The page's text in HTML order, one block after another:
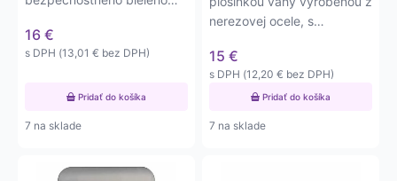
1g (1 ml). Váha má…
16 €
s DPH (13,01 € bez DPH)
Pridať do košíka
7 na sklade
nerezovej ocele, s
a…
15 €
s DPH (12,20 € bez DPH)
Pridať do košíka
7 na sklade